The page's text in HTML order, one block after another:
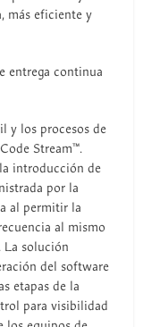
más eficiente y
entrega continua
y los procesos de
Stream™.
introducción de
por la
al permitir la
al mismo
La solución
del software
etapas de la
para visibilidad